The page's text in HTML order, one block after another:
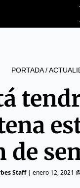
PORTADA/
de
Staff| enero 12, 2021